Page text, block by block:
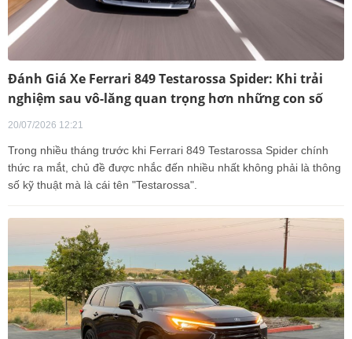
Đánh Giá Xe Ferrari 849 Testarossa Spider: Khi trải
nghiệm sau vô-lăng quan trọng hơn những con số
20/07/2026 12:21
Trong nhiều tháng trước khi Ferrari 849 Testarossa Spider chính
thức ra mắt, chủ đề được nhắc đến nhiều nhất không phải là thông
số kỹ thuật mà là cái tên "Testarossa".